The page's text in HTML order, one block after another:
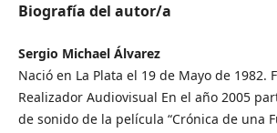
Biografía del autor/a
Sergio Michael Álvarez
Nació en La Plata el 19 de Mayo de 1982.
Realizador Audiovisual En el año 2005
de sonido de la película “Crónica de una